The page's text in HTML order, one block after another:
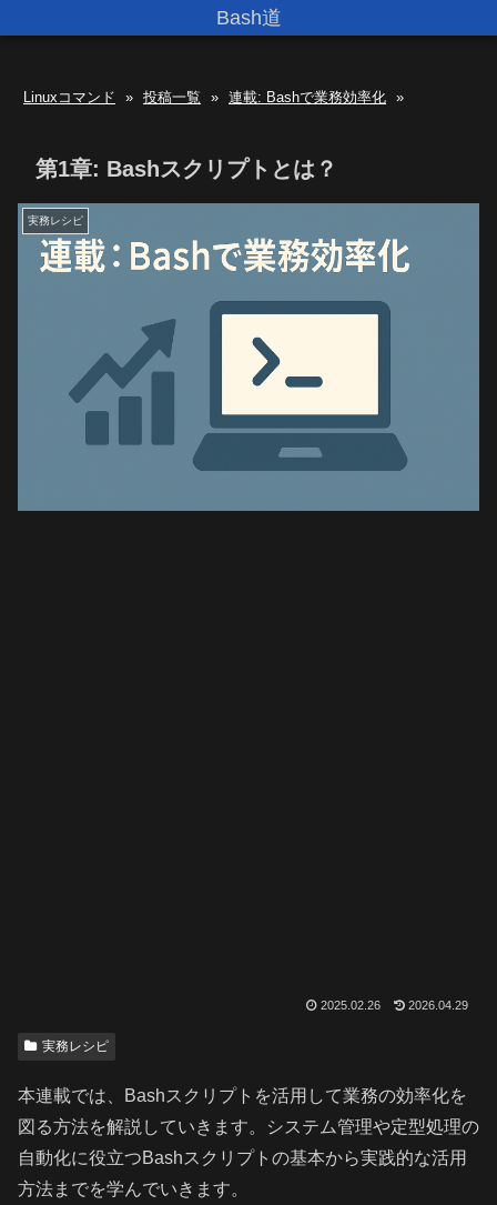
Bash道
Linuxコマンド » 投稿一覧 » 連載: Bashで業務効率化 »
第1章: Bashスクリプトとは？
実務レシピ
2025.02.26 2026.04.29
実務レシピ
本連載では、Bashスクリプトを活用して業務の効率化を
図る方法を解説していきます。システム管理や定型処理の
自動化に役立つBashスクリプトの基本から実践的な活用
方法までを学んでいきます。